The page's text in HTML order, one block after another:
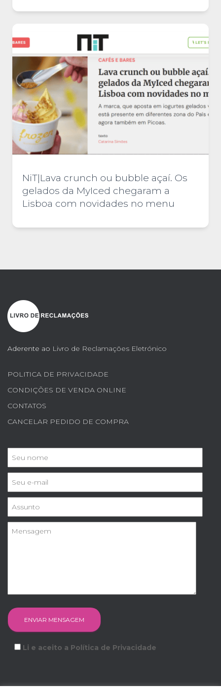
NiT|Lava crunch ou bubble açaí. Os
gelados da MyIced chegaram a
Lisboa com novidades no menu
Aderente ao Livro de Reclamações Eletrónico
POLITICA DE PRIVACIDADE
CONDIÇÕES DE VENDA ONLINE
CONTATOS
CANCELAR PEDIDO DE COMPRA
Li e aceito a Política de Privacidade